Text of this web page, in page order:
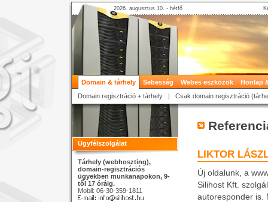
2026. augusztus 10. - hétfő
Domain & tárhely Sebesség Webes eszközök
Honlap
Domain regisztráció + tárhely | Csak domain regisztráció
Ügyfélszolgálat
Tárhely (webhoszting),
domain-regisztrációs
ügyekben munkanapokon, 9-
től 17 óráig.
Mobil: 06-30-359-1811
LIKTOR
Új oldalunk, a
Silihost Kft.
autoresponder is.